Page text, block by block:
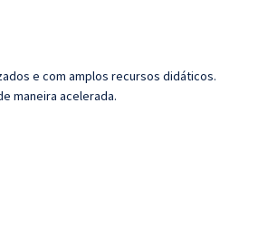
e com amplos recursos didáticos.
maneira acelerada.